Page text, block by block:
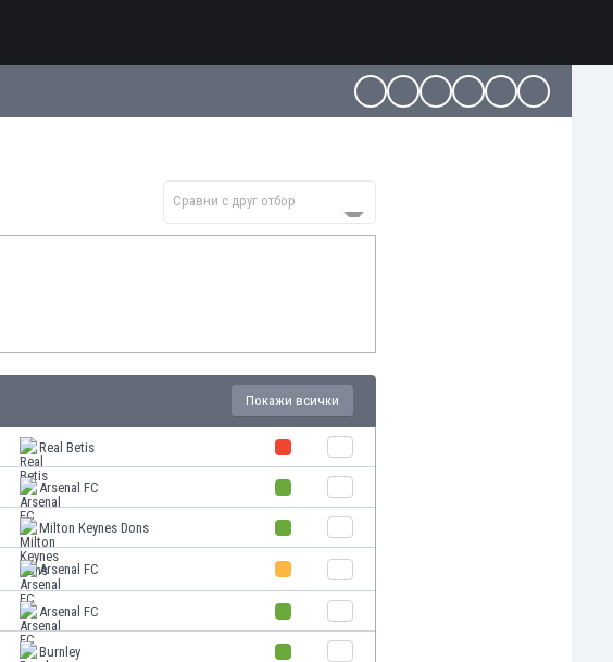
Сравни с друг отбор
Покажи всички
Real Betis
Arsenal FC
Milton Keynes Dons
Arsenal FC
Arsenal FC
Burnley